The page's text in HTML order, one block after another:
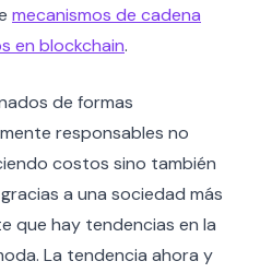
mecanismos de cadena
en blockchain.
de formas
responsables no
costos sino también
a una sociedad más
que hay tendencias en la
La tendencia ahora y